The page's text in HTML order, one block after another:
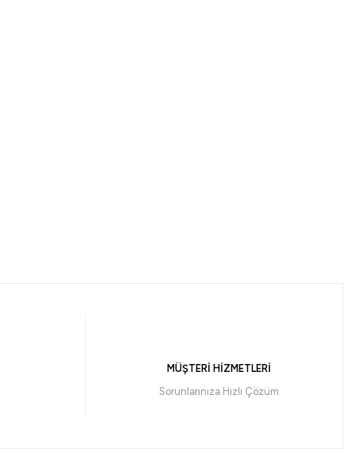
MÜŞTERİ HİZMETLERİ
Sorunlarınıza Hızlı Çözüm